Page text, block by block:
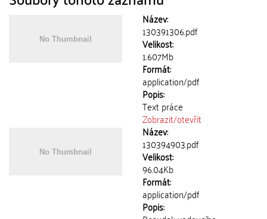
Název:
130391306.pdf
Velikost:
1.607Mb
Formát:
application/pdf
Popis:
Text práce
Zobrazit/otevřít
Název:
130394903.pdf
Velikost:
96.04Kb
Formát:
application/pdf
Popis: